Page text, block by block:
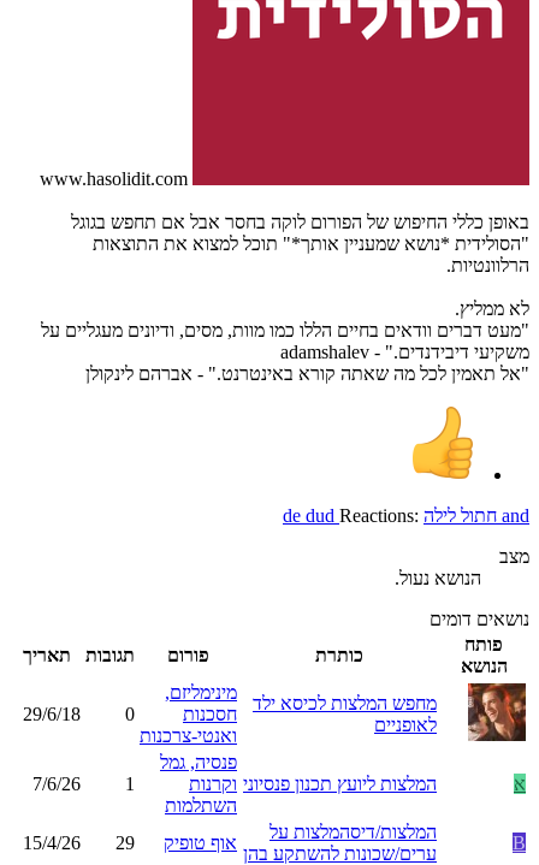
www.hasolidit.com
באופן כללי החיפוש של הפורום לוקה בחסר אבל אם תחפש בגוגל
"הסולידית *נושא שמעניין אותך*" תוכל למצוא את התוצאות
הרלוונטיות.
לא ממליץ.
"מעט דברים וודאים בחיים הללו כמו מוות, מסים, ודיונים מעגליים על
משקיעי דיבידנדים." - adamshalev
"אל תאמין לכל מה שאתה קורא באינטרנט." - אברהם לינקולן
Reactions: חתול לילה and
de dud
מצב
הנושא נעול.
נושאים דומים
פותח
הנושא
כותרת פורום תגובות תאריך
מחפש המלצות לכיסא ילד
לאופניים
מינימליזם,
חסכנות
ואנטי-צרכנות
0
29/6/18
א המלצות ליועץ תכנון פנסיוני
פנסיה, גמל
וקרנות
השתלמות
1
7/6/26
B
המלצות/דיסהמלצות על
ערים/שכונות להשתקע בהן
אוף טופיק 29
15/4/26